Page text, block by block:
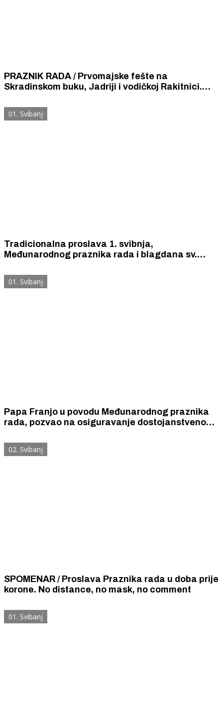
PRAZNIK RADA / Prvomajske fešte na
Skradinskom buku, Jadriji i vodičkoj Rakitnici.
ulaz u NP „Krka”.
01. Svibanj
Tradicionalna proslava 1. svibnja,
Međunarodnog praznika rada i blagdana sv.
kupalištu Jadrija i izletištu Rakitnica.
01. Svibanj
Papa Franjo u povodu Međunarodnog praznika
rada, pozvao na osiguravanje dostojanstvenog
02. Svibanj
SPOMENAR / Proslava Praznika rada u doba prije
korone. No distance, no mask, no comment
01. Svibanj